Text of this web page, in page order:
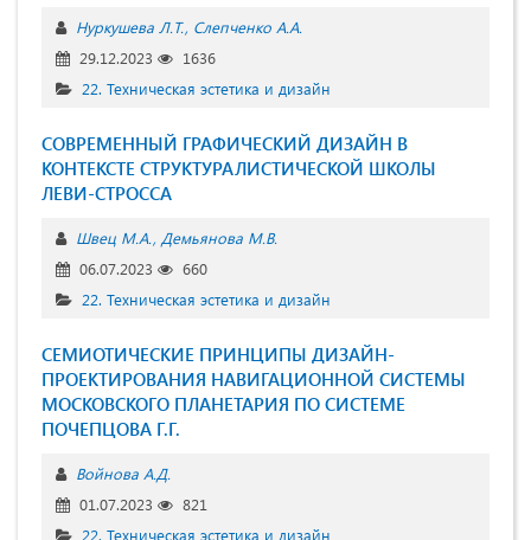
Нуркушева Л.Т. Слепченко А.А.
29.12.2023
1636
22. Техническая эстетика и дизайн
СОВРЕМЕННЫЙ ГРАФИЧЕСКИЙ ДИЗАЙН В
КОНТЕКСТЕ СТРУКТУРАЛИСТИЧЕСКОЙ ШКОЛЫ
ЛЕВИ-СТРОССА
Швец М.А. Демьянова М.В.
06.07.2023
660
22. Техническая эстетика и дизайн
СЕМИОТИЧЕСКИЕ ПРИНЦИПЫ ДИЗАЙН-
ПРОЕКТИРОВАНИЯ НАВИГАЦИОННОЙ СИСТЕМЫ
МОСКОВСКОГО ПЛАНЕТАРИЯ ПО СИСТЕМЕ
ПОЧЕПЦОВА Г.Г.
Войнова А.Д.
01.07.2023
821
22. Техническая эстетика и дизайн